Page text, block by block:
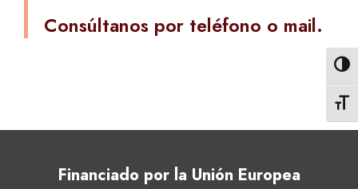
Consúltanos por teléfono o mail.
Financiado por la Unión Europea